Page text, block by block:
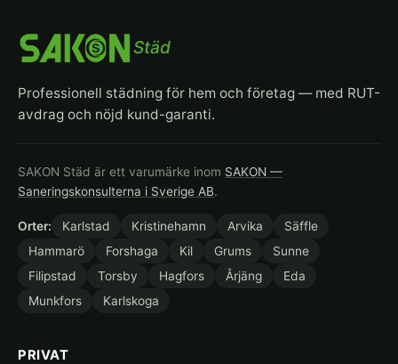
Städ
Professionell städning för hem och företag — med RUT-
avdrag och nöjd kund-garanti.
SAKON Städ är ett varumärke inom SAKON —
Saneringskonsulterna i Sverige AB.
Orter: Karlstad Kristinehamn Arvika
Säffle
Hammarö
Forshaga Kil Grums
Sunne
Filipstad
Torsby Hagfors Årjäng
Eda
Munkfors
Karlskoga
PRIVAT